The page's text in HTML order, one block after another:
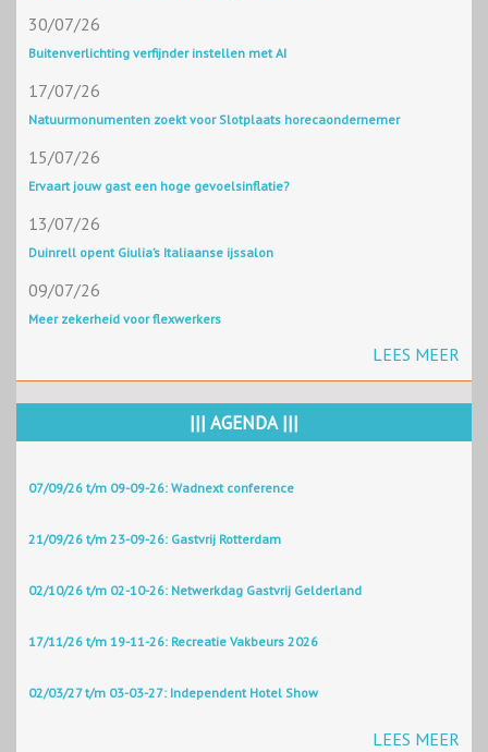
30/07/26
Buitenverlichting verfijnder instellen met AI
17/07/26
Natuurmonumenten zoekt voor Slotplaats horecaondernemer
15/07/26
Ervaart jouw gast een hoge gevoelsinflatie?
13/07/26
Duinrell opent Giulia’s Italiaanse ijssalon
09/07/26
Meer zekerheid voor flexwerkers
LEES MEER
||| AGENDA |||
07/09/26 t/m 09-09-26: Wadnext conference
21/09/26 t/m 23-09-26: Gastvrij Rotterdam
02/10/26 t/m 02-10-26: Netwerkdag Gastvrij Gelderland
17/11/26 t/m 19-11-26: Recreatie Vakbeurs 2026
02/03/27 t/m 03-03-27: Independent Hotel Show
LEES MEER